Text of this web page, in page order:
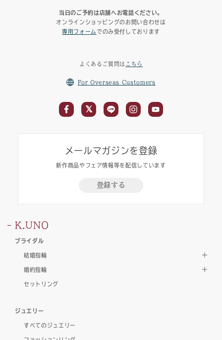
当日のご予約は店舗へお電話ください。
オンラインショッピングのお問い合わせは
専用フォーム でのみ受付しております
よくあるご質問は こちら
For Overseas Customers
メールマガジンを登録
新作商品やフェア情報等を配信しています
登録する
K.UNO
ブライダル
結婚指輪
婚約指輪
セットリング
ジュエリー
すべてのジュエリー